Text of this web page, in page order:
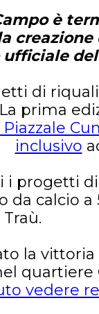
è
ufficiale
di
prima
inclusivo
i progetti di
calcio a
la
vedere